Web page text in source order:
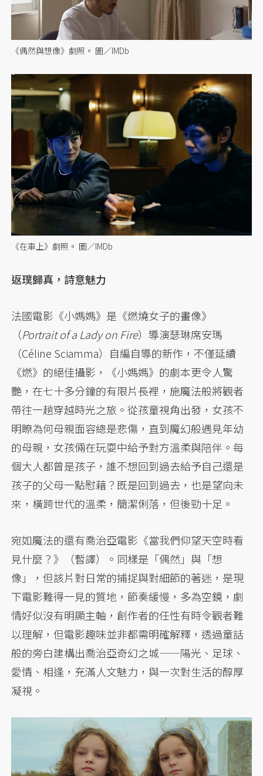
《偶然與想像》劇照。 圖／IMDb
《在車上》劇照。 圖／IMDb
返璞歸真，詩意魅力
法國電影《小媽媽》是《燃燒女子的畫像》
（Portrait of a Lady on Fire）導演瑟琳席安瑪
（Céline Sciamma）自編自導的新作，不僅延續
《燃》的絕佳攝影，《小媽媽》的劇本更令人驚
艷，在七十多分鐘的有限片長裡，施魔法般將觀者
帶往一趟穿越時光之旅。從孩童視角出發，女孩不
明瞭為何母親面容總是悲傷，直到魔幻般遇見年幼
的母親，女孩倆在玩耍中給予對方溫柔與陪伴。每
個大人都曾是孩子，誰不想回到過去給予自己還是
孩子的父母一點慰藉？既是回到過去，也是望向未
來，橫跨世代的溫柔，簡潔俐落，但後勁十足。
宛如魔法的還有喬治亞電影《當我們仰望天空時看
見什麼？》（暫譯）。同樣是「偶然」與「想
像」，但該片對日常的捕捉與對細節的著迷，是現
下電影難得一見的質地，節奏緩慢，多為空鏡，劇
情好似沒有明顯主軸，創作者的任性有時令觀者難
以理解，但電影趣味並非都需明確解釋，透過童話
般的旁白建構出喬治亞奇幻之城——陽光、足球、
愛情、相逢，充滿人文魅力，與一次對生活的醇厚
凝視。